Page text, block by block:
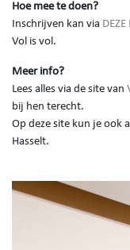
Hoe mee te doen?
Inschrijven kan via DEZE
Vol is vol.
Meer info?
Lees alles via de site van
bij hen terecht.
Op deze site kun je ook
Hasselt.